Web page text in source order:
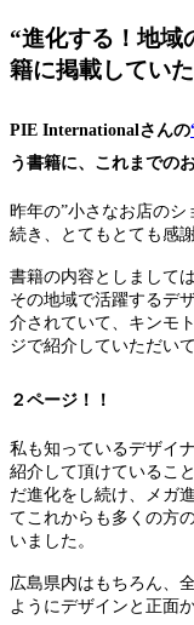
“進化する！地域
籍に掲載してい
PIE Internationalさんの
う書籍に、これまでの
昨年の”小さなお店のシ
続き、とてもとても感
書籍の内容としまして
その地域で活躍するデ
介されていて、キンモ
ジで紹介していただい
２ページ！！
私も知っているデザイ
紹介して頂けているこ
だ進化をし続け、メガ
てこれからも多くの方
いました。
広島県内はもちろん、
ようにデザインと正面